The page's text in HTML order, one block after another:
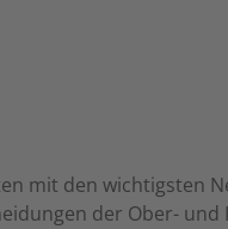
mit den wichtigsten
der Ober-